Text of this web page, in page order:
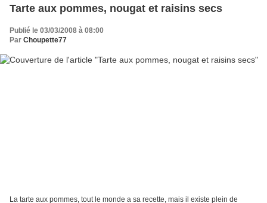
Tarte aux pommes, nougat et raisins secs
Publié le 03/03/2008 à 08:00
Par Choupette77
La tarte aux pommes, tout le monde a sa recette, mais il existe plein de